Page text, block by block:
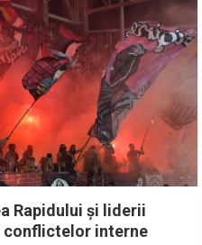
Rapidului și liderii
conflictelor interne